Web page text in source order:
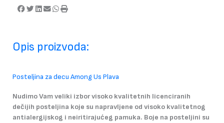
Among
Us
Opis proizvoda:
Posteljina za decu Among Us Plava
Nudimo Vam veliki izbor visoko kvalitetnih licenciranih
dečijih posteljina koje su napravljene od visoko kvalitetnog
antialergijskog i neiritirajućeg pamuka. Boje na posteljini su